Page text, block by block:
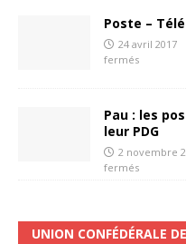
Poste –
24 avril 2017
fermés
Pau : les
leur PDG
2 novembre
fermés
UNION CONFÉDÉRALE